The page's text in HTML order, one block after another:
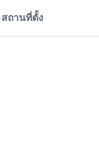
สถานที่ตั้ง